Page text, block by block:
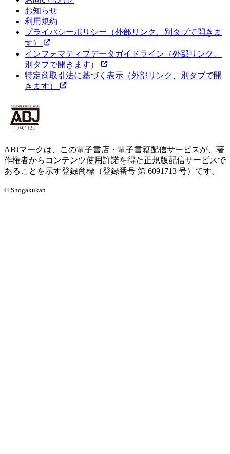
お知らせ
利用規約
プライバシーポリシー （外部リンク、別タブで開きま
す）
インフォマティブデータガイドライン （外部リンク、
別タブで開きます）
特定商取引法に基づく表示 （外部リンク、別タブで開
きます）
ABJマークは、この電子書店・電子書籍配信サービスが、著
作権者からコンテンツ使用許諾を得た正規版配信サービスで
あることを示す登録商標（登録番号 第 6091713 号）です。
© Shogakukan